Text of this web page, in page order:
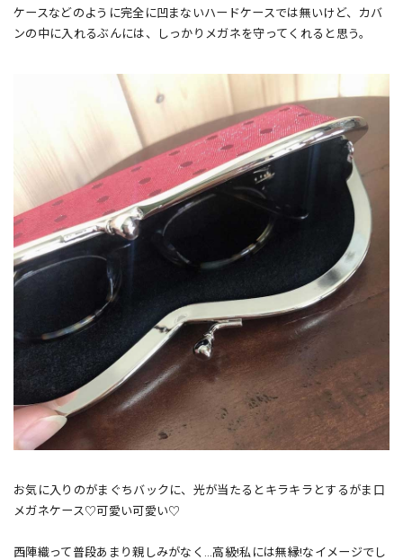
ケースなどのように完全に凹まないハードケースでは無いけど、カバ
ンの中に入れるぶんには、しっかりメガネを守ってくれると思う。
お気に入りのがまぐちバックに、光が当たるとキラキラとするがま口
メガネケース♡可愛い可愛い♡
西陣織って普段あまり親しみがなく…高級!私には無縁!なイメージでし